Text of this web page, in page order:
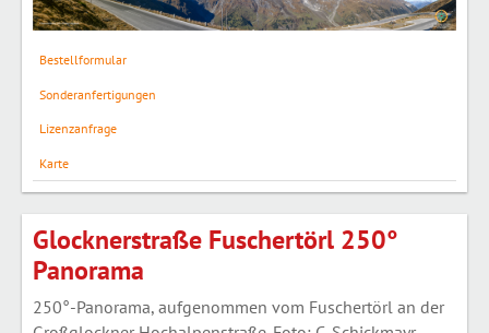
Bestellformular
Sonderanfertigungen
Lizenzanfrage
Karte
Glocknerstraße Fuschertörl 250°
Panorama
250°-Panorama, aufgenommen vom Fuschertörl an der